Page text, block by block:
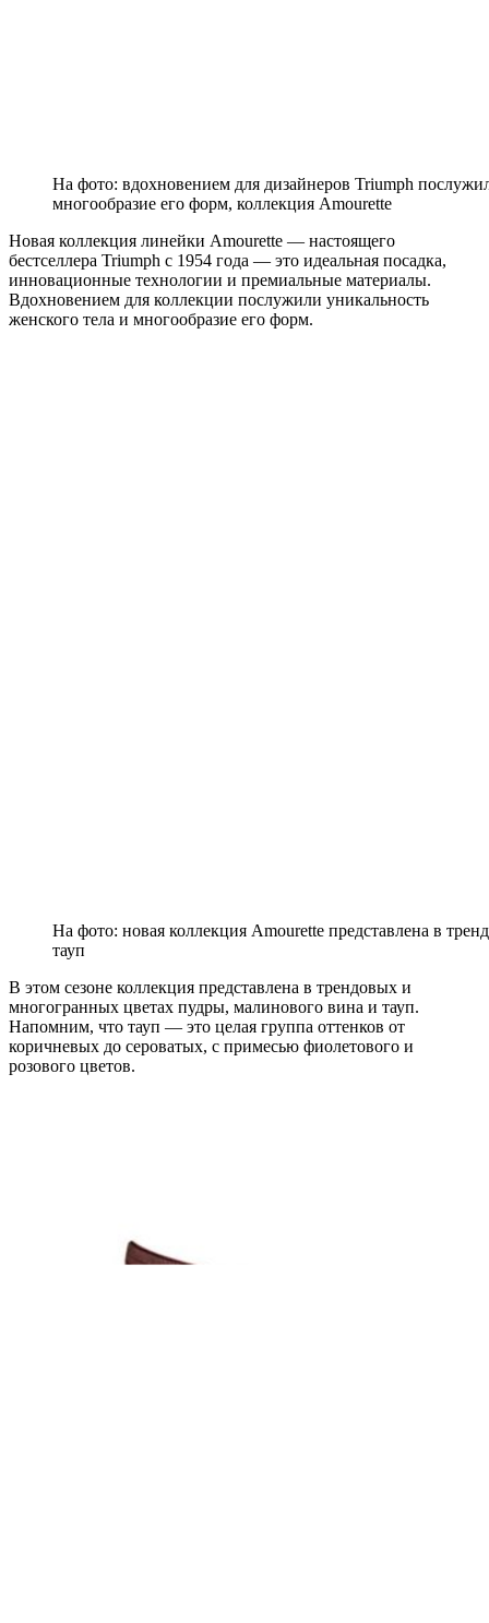
На фото: вдохновением для дизайнеров Triumph
многообразие его форм, коллекция Amourette
Новая коллекция линейки Amourette — настоящего
бестселлера Triumph с 1954 года — это идеальная посадка,
инновационные технологии и премиальные материалы.
Вдохновением для коллекции послужили уникальность
женского тела и многообразие его форм.
На фото: новая коллекция Amourette представлена в
тауп
В этом сезоне коллекция представлена в трендовых и
многогранных цветах пудры, малинового вина и тауп.
Напомним, что тауп — это целая группа оттенков от
коричневых до сероватых, с примесью фиолетового и
розового цветов.